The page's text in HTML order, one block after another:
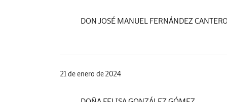
DON JOSÉ MANUEL FERNÁNDEZ
21 de enero de 2024